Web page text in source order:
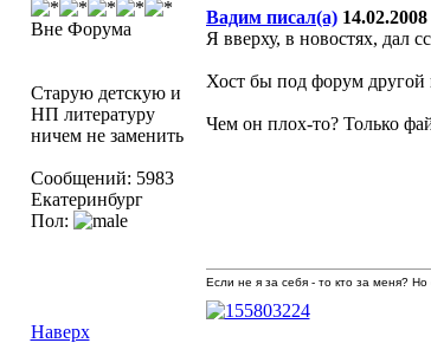
Вне Форума
Старую детскую и
НП литературу
ничем не заменить
Сообщений: 5983
Екатеринбург
Пол:
Вадим писал(а)
Я вверху, в новостях, дал
Хост бы под форум другой
Чем он плох-то? Только
Наверх
Если не я за себя - то кто за меня?